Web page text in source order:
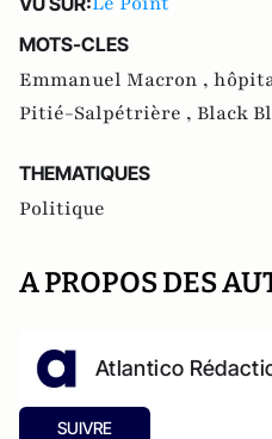
MOTS-CLES
Emmanuel Macron ,
Pitié-Salpétrière , Black
THEMATIQUES
Politique
A PROPOS DES
Atlantico
SUIVRE